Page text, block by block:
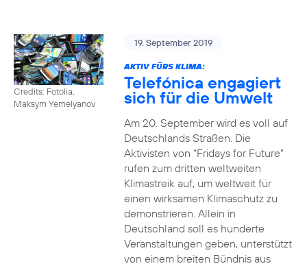
Credits: Fotolia,
Maksym Yemelyanov
19. September 2019
AKTIV FÜRS KLIMA:
Telefónica engagiert
sich für die Umwelt
Am 20. September wird es voll auf
Deutschlands Straßen. Die
Aktivisten von “Fridays for Future”
rufen zum dritten weltweiten
Klimastreik auf, um weltweit für
einen wirksamen Klimaschutz zu
demonstrieren. Allein in
Deutschland soll es hunderte
Veranstaltungen geben, unterstützt
von einem breiten Bündnis aus